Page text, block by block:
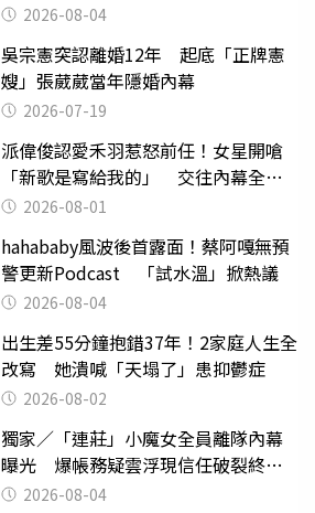
2026-08-04
吳宗憲突認離婚12年 起底「正牌憲
嫂」張葳葳當年隱婚內幕
2026-07-19
派偉俊認愛禾羽惹怒前任！女星開嗆
「新歌是寫給我的」 交往內幕全說
了 2026-08-01
hahababy風波後首露面！蔡阿嘎無預
警更新Podcast 「試水溫」掀熱議
2026-08-04
出生差55分鐘抱錯37年！2家庭人生全
改寫 她潰喊「天塌了」患抑鬱症
2026-08-02
獨家／「連莊」小魔女全員離隊內幕
曝光 爆帳務疑雲浮現信任破裂終止
合作！
2026-08-04